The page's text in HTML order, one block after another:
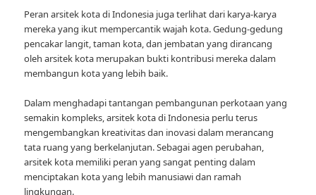
Peran arsitek kota di Indonesia juga terlihat dari karya-karya
mereka yang ikut mempercantik wajah kota. Gedung-gedung
pencakar langit, taman kota, dan jembatan yang dirancang
oleh arsitek kota merupakan bukti kontribusi mereka dalam
membangun kota yang lebih baik.
Dalam menghadapi tantangan pembangunan perkotaan yang
semakin kompleks, arsitek kota di Indonesia perlu terus
mengembangkan kreativitas dan inovasi dalam merancang
tata ruang yang berkelanjutan. Sebagai agen perubahan,
arsitek kota memiliki peran yang sangat penting dalam
menciptakan kota yang lebih manusiawi dan ramah
lingkungan.